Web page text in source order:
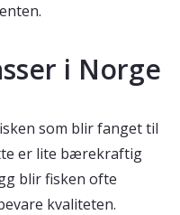
i Norge
som blir fanget til
er lite bærekraftig
blir fisken ofte
kvaliteten.